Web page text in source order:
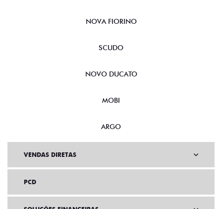
NOVA FIORINO
SCUDO
NOVO DUCATO
MOBI
ARGO
VENDAS DIRETAS
PCD